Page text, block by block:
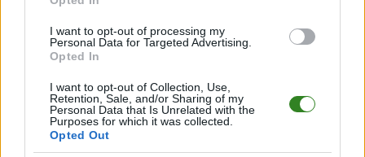
I want to opt-out of processing my
Personal Data for Targeted Advertising.
Opted In
I want to opt-out of Collection, Use,
Retention, Sale, and/or Sharing of my
Personal Data that Is Unrelated with the
Purposes for which it was collected.
Opted Out
Analiza przed meczem: Bieszczady Ustrzyki Dolne vs Izolator
Bieszczady Ustrzyki Dolne - Izolator Boguchwałaodbędzie
się w ramach 34. kolejki - IV liga podkarpacka. Spotkanie zostanie
Bieszczady Ustrzyki Dolneprzystępuje do tego spotkania w roli
gospodarza. Jak drużyna radzi sobie w sezonie 2021/2022 rozgrywek IV
liga podkarpacka przed własną publicznością? Na tej stronie możecie
zobaczyć tabelę uwzględniającą tylko mecze u siebie. W tabeli biorącej
pod uwagę tylko mecze wyjazdowe możecie natomiast sprawdzić jak